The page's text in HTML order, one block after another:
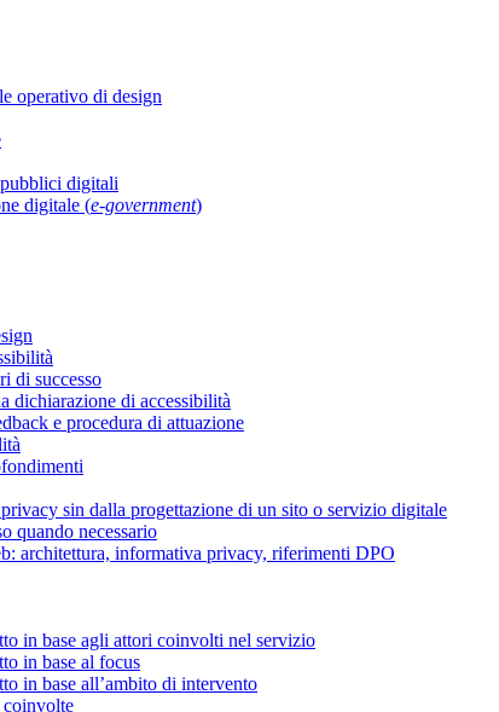
operativo di design
digitali
digitale (e-government)
di successo
dichiarazione di accessibilità
e procedura di attuazione
sin dalla progettazione di un sito o servizio digitale
quando necessario
architettura, informativa privacy, riferimenti DPO
in base agli attori coinvolti nel servizio
in base al focus
in base all’ambito di intervento
coinvolte